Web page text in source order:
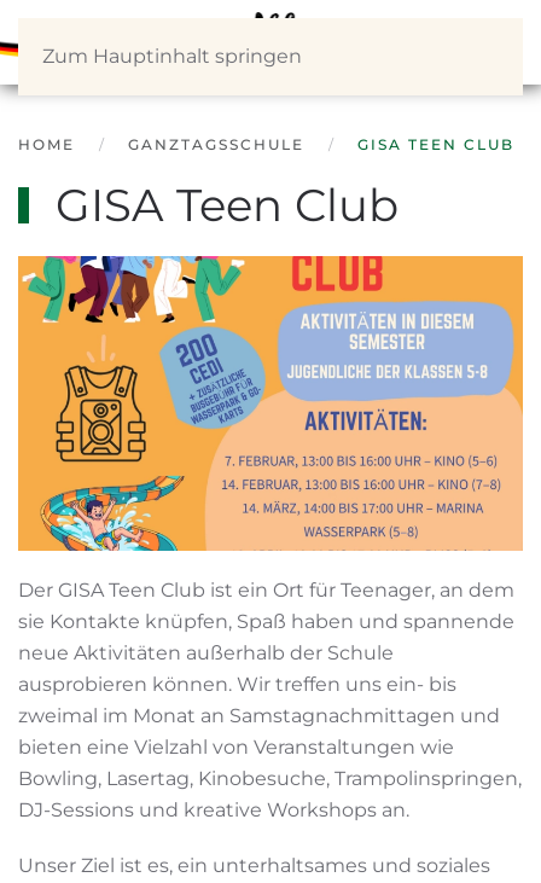
Zum Hauptinhalt springen
HOME GANZTAGSSCHULE GISA TEEN CLUB
GISA Teen Club
Der GISA Teen Club ist ein Ort für Teenager, an dem
sie Kontakte knüpfen, Spaß haben und spannende
neue Aktivitäten außerhalb der Schule
ausprobieren können. Wir treffen uns ein- bis
zweimal im Monat an Samstagnachmittagen und
bieten eine Vielzahl von Veranstaltungen wie
Bowling, Lasertag, Kinobesuche, Trampolinspringen,
DJ-Sessions und kreative Workshops an.
Unser Ziel ist es, ein unterhaltsames und soziales